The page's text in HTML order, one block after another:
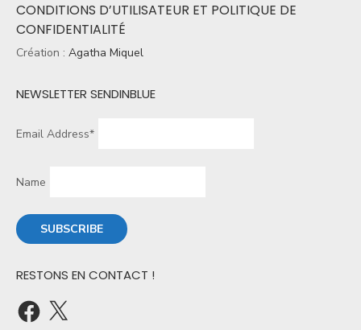
CONDITIONS D’UTILISATEUR ET POLITIQUE DE
CONFIDENTIALITÉ
Création : Agatha Miquel
NEWSLETTER SENDINBLUE
Email Address*
Name
RESTONS EN CONTACT !